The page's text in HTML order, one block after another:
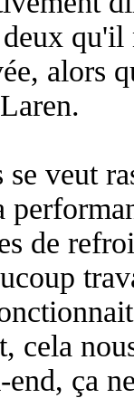
alors
se veut
de
cela
ça